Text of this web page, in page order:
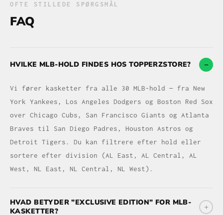
OFTE STILLEDE SPØRGSMÅL
FAQ
HVILKE MLB-HOLD FINDES HOS TOPPERZSTORE?
Vi fører kasketter fra alle 30 MLB-hold — fra New
York Yankees, Los Angeles Dodgers og Boston Red Sox
over Chicago Cubs, San Francisco Giants og Atlanta
Braves til San Diego Padres, Houston Astros og
Detroit Tigers. Du kan filtrere efter hold eller
sortere efter division (AL East, AL Central, AL
West, NL East, NL Central, NL West).
HVAD BETYDER ”EXCLUSIVE EDITION” FOR MLB-
KASKETTER?